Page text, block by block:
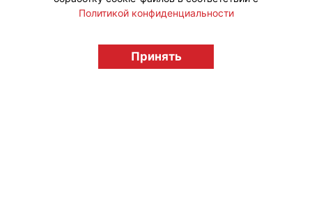
licensingrussia.ru, 2009-2026 12+
Политикой конфиденциальности
Принять